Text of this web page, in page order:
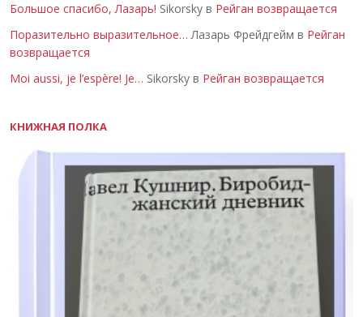
Большое спасибо, Лазарь! Sikorsky в Рейган возвращается
Поразительно выразительное… Лазарь Фрейдгейм в Рейган
возвращается
Moi aussi, je l’espère! Je… Sikorsky в Рейган возвращается
КНИЖНАЯ ПОЛКА